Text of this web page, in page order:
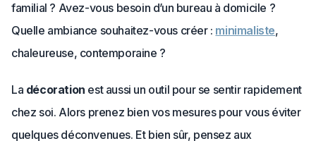
familial ? Avez-vous besoin d’un bureau à domicile ?
Quelle ambiance souhaitez-vous créer : minimaliste,
chaleureuse, contemporaine ?
La décoration est aussi un outil pour se sentir rapidement
chez soi. Alors prenez bien vos mesures pour vous éviter
quelques déconvenues. Et bien sûr, pensez aux